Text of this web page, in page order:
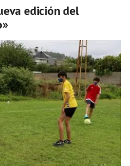
edición del